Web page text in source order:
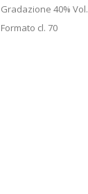
Gradazione 40% Vol.
Formato cl. 70